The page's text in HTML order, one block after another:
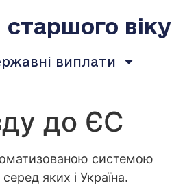
віку
виплати
до ЄС
системою
яких і Україна.